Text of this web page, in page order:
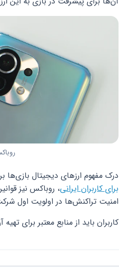
درک مفهوم ارزهای دیجیتال بازی‌ها
برای کاربران ایرانی، روباکس نیز
امنیت تراکنش‌ها در اولویت اول
کاربران باید از منابع معتبر برای